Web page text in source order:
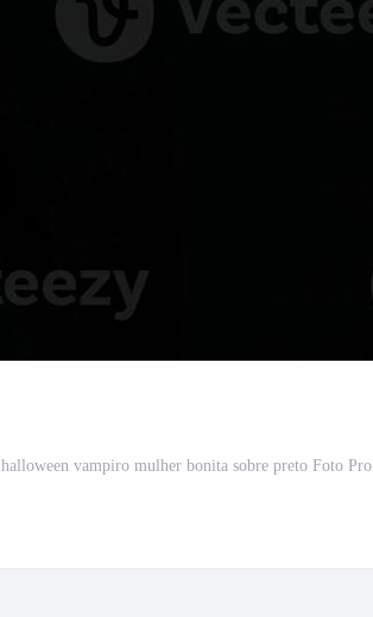
halloween vampiro mulher bonita sobre preto Foto Pro